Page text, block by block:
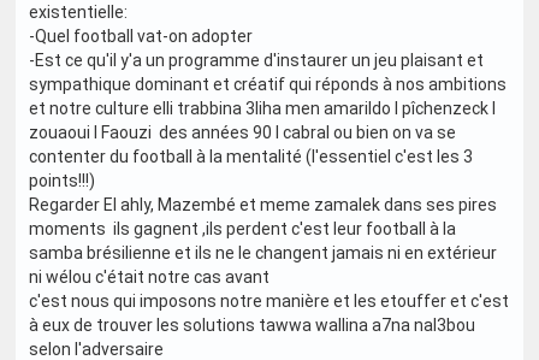
existentielle:
-Quel football vat-on adopter
-Est ce qu'il y'a un programme d'instaurer un jeu plaisant et
sympathique dominant et créatif qui réponds à nos ambitions
et notre culture elli trabbina 3liha men amarildo l pîchenzeck l
zouaoui l Faouzi des années 90 l cabral ou bien on va se
contenter du football à la mentalité (l'essentiel c'est les 3
points!!!)
Regarder El ahly, Mazembé et meme zamalek dans ses pires
moments ils gagnent ,ils perdent c'est leur football à la
samba brésilienne et ils ne le changent jamais ni en extérieur
ni wélou c'était notre cas avant
c'est nous qui imposons notre manière et les etouffer et c'est
à eux de trouver les solutions tawwa wallina a7na nal3bou
selon l'adversaire